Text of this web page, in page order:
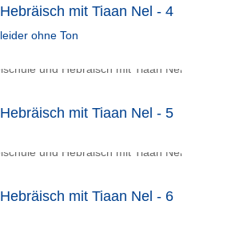
Hebräisch mit Tiaan Nel - 4
leider ohne Ton
Hebräisch mit Tiaan Nel - 5
Hebräisch mit Tiaan Nel - 6